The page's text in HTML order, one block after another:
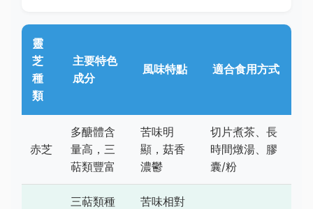
靈
芝
種
類
主要特色
成分
風味特點 適合食用方式
赤芝
多醣體含
量高，三
萜類豐富
苦味明
顯，菇香
濃鬱
切片煮茶、長
時間燉湯、膠
囊/粉
三萜類種
苦味相對